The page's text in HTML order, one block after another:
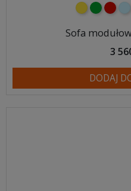
żółtyzielony
Sofa
3
DODAJ